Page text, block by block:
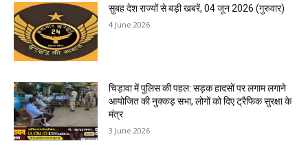
सुबह देश राज्यों से बड़ी खबरें, 04 जून 2026 (गुरुवार)
4 June 2026
चिड़ावा में पुलिस की पहल: सड़क हादसों पर लगाम लगाने
आयोजित की नुक्कड़ सभा, लोगों को दिए ट्रैफिक सुरक्षा के
मंत्र
3 June 2026